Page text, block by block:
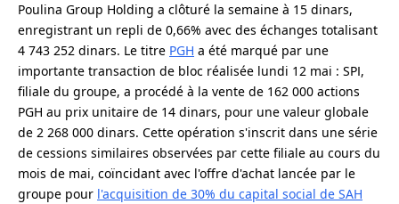
Poulina Group Holding a clôturé la semaine à 15 dinars,
enregistrant un repli de 0,66% avec des échanges totalisant
4 743 252 dinars. Le titre PGH a été marqué par une
importante transaction de bloc réalisée lundi 12 mai : SPI,
filiale du groupe, a procédé à la vente de 162 000 actions
PGH au prix unitaire de 14 dinars, pour une valeur globale
de 2 268 000 dinars. Cette opération s'inscrit dans une série
de cessions similaires observées par cette filiale au cours du
mois de mai, coïncidant avec l'offre d'achat lancée par le
groupe pour l'acquisition de 30% du capital social de SAH